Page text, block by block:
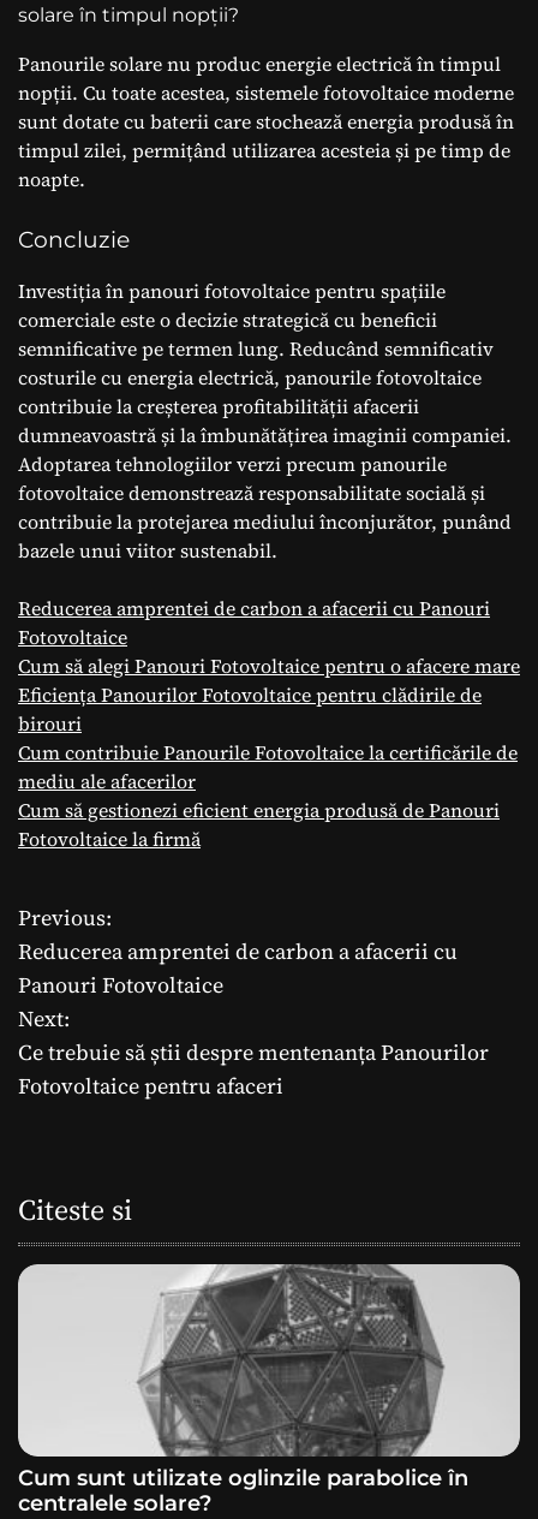
solare în timpul nopții?
Panourile solare nu produc energie electrică în timpul
nopții. Cu toate acestea, sistemele fotovoltaice moderne
sunt dotate cu baterii care stochează energia produsă în
timpul zilei, permițând utilizarea acesteia și pe timp de
noapte.
Concluzie
Investiția în panouri fotovoltaice pentru spațiile
comerciale este o decizie strategică cu beneficii
semnificative pe termen lung. Reducând semnificativ
costurile cu energia electrică, panourile fotovoltaice
contribuie la creșterea profitabilității afacerii
dumneavoastră și la îmbunătățirea imaginii companiei.
Adoptarea tehnologiilor verzi precum panourile
fotovoltaice demonstrează responsabilitate socială și
contribuie la protejarea mediului înconjurător, punând
bazele unui viitor sustenabil.
Reducerea amprentei de carbon a afacerii cu Panouri
Fotovoltaice
Cum să alegi Panouri Fotovoltaice pentru o afacere mare
Eficiența Panourilor Fotovoltaice pentru clădirile de
birouri
Cum contribuie Panourile Fotovoltaice la certificările de
mediu ale afacerilor
Cum să gestionezi eficient energia produsă de Panouri
Fotovoltaice la firmă
N
a
v
i
r
e
a
r
Previous:
Reducerea amprentei de carbon a afacerii cu
Panouri Fotovoltaice
Next:
Ce trebuie să știi despre mentenanța Panourilor
Fotovoltaice pentru afaceri
Citeste si
Cum sunt utilizate oglinzile parabolice în
centralele solare?